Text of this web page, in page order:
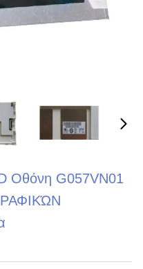
Οθόνη G057VN01